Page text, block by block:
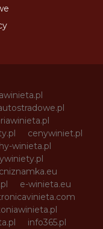
cenywiniet.pl
winieta.pl
e-winieta.eu
info365.pl